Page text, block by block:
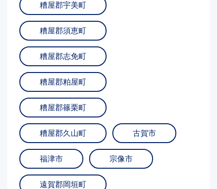
糟屋郡宇美町
糟屋郡須恵町
糟屋郡志免町
糟屋郡粕屋町
糟屋郡篠栗町
糟屋郡久山町 古賀市
福津市 宗像市
遠賀郡岡垣町